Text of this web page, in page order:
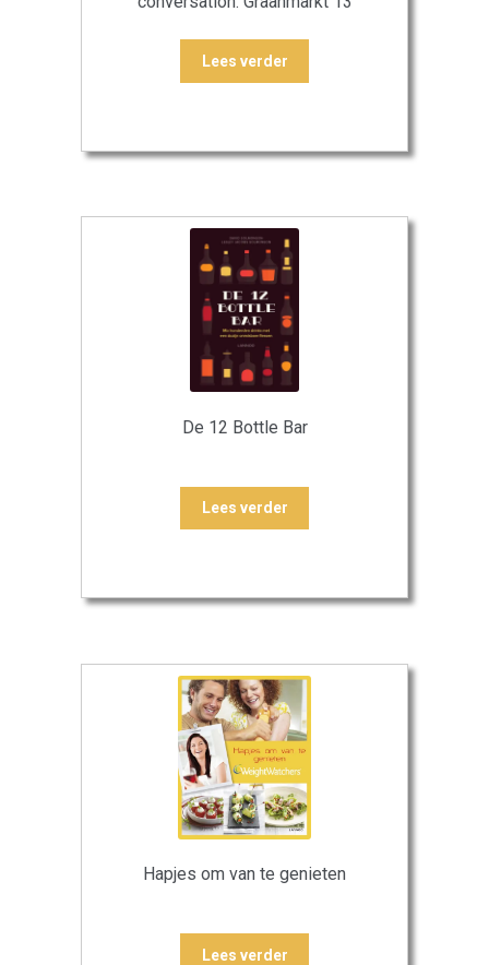
Lees verder
De 12 Bottle Bar
Lees verder
Hapjes om van te genieten
Lees verder